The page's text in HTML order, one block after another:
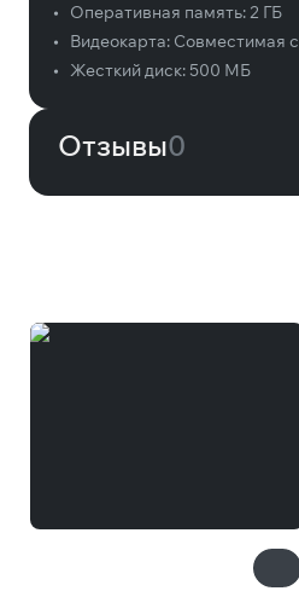
•
Оперативная память:2 ГБ
•
Видеокарта: Совместимая
•
Жесткий диск: 500 МБ
Отзывы0